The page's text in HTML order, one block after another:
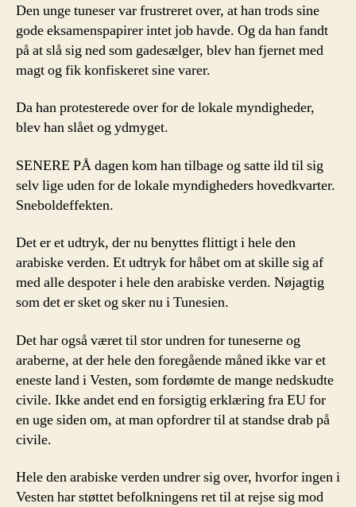
Den unge tuneser var frustreret over, at han trods sine
gode eksamenspapirer intet job havde. Og da han fandt
på at slå sig ned som gadesælger, blev han fjernet med
magt og fik konfiskeret sine varer.
Da han protesterede over for de lokale myndigheder,
blev han slået og ydmyget.
SENERE PÅ dagen kom han tilbage og satte ild til sig
selv lige uden for de lokale myndigheders hovedkvarter.
Sneboldeffekten.
Det er et udtryk, der nu benyttes flittigt i hele den
arabiske verden. Et udtryk for håbet om at skille sig af
med alle despoter i hele den arabiske verden. Nøjagtig
som det er sket og sker nu i Tunesien.
Det har også været til stor undren for tuneserne og
araberne, at der hele den foregående måned ikke var et
eneste land i Vesten, som fordømte de mange nedskudte
civile. Ikke andet end en forsigtig erklæring fra EU for
en uge siden om, at man opfordrer til at standse drab på
civile.
Hele den arabiske verden undrer sig over, hvorfor ingen i
Vesten har støttet befolkningens ret til at rejse sig mod